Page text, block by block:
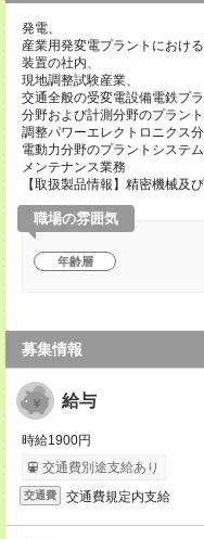
発電、
産業用発変電プラントにおけ
装置の社内、
現地調整試験産業、
交通全般の受変電設備電鉄プ
分野および計測分野のプラン
調整パワーエレクトロニクス分
電動力分野のプラントシステ
メンテナンス業務
【取扱製品情報】精密機械及
職場の雰囲気
年齢層
募集情報
給与
時給1900円
交通費別途支給あり
交通費 交通費規定内支給